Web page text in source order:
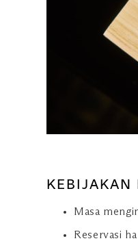
KEBIJAKAN
Masa
Reservasi